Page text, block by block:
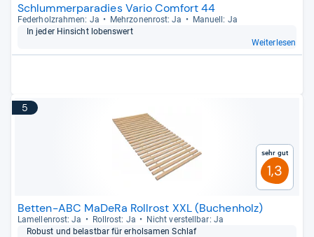
Schlummerparadies Vario Comfort 44
Feder­holz­rah­men: Ja Mehr­zo­nen­rost: Ja
Manu­ell: Ja
In jeder Hin­sicht lobens­wert
Weiterlesen
5
Sehr gut
1,3
Betten-ABC MaDeRa Rollrost XXL (Buchenholz)
Lamel­len­rost: Ja Roll­rost: Ja
Nicht ver­stell­bar: Ja
Robust und belast­bar für erhol­sa­men Schlaf